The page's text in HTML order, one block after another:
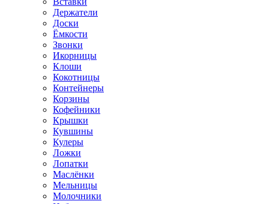
Держатели
Доски
Ёмкости
Звонки
Икорницы
Клоши
Кокотницы
Контейнеры
Корзины
Кофейники
Крышки
Кувшины
Кулеры
Ложки
Лопатки
Маслёнки
Мельницы
Молочники